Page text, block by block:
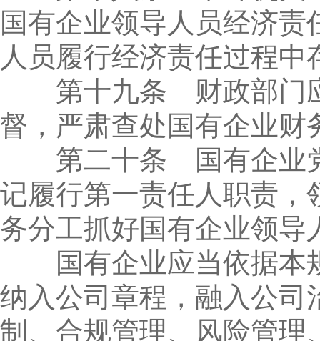
国有企业领导人员经济
人员履行经济责任过程
第十九条 财政部门应
督，严肃查处国有企业财
第二十条 国有企业党
记履行第一责任人职责，
务分工抓好国有企业领导
国有企业应当依据本
纳入公司章程，融入公司
制、合规管理、风险管理